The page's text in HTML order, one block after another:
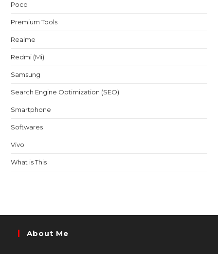
Poco
Premium Tools
Realme
Redmi (Mi)
Samsung
Search Engine Optimization (SEO)
Smartphone
Softwares
Vivo
What is This
About Me